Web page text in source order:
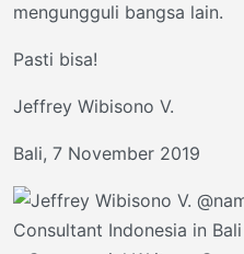
mengungguli bangsa lain.
Pasti bisa!
Jeffrey Wibisono V.
Bali, 7 November 2019